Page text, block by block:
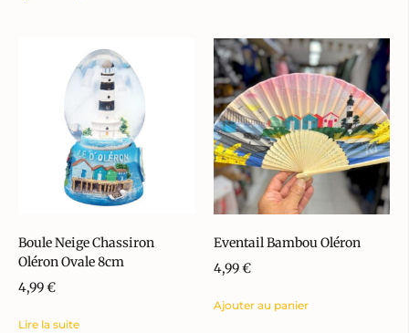
Boule Neige Chassiron
Oléron Ovale 8cm
4,99€
Lire la suite
Eventail Bambou Oléron
4,99€
Ajouter au panier